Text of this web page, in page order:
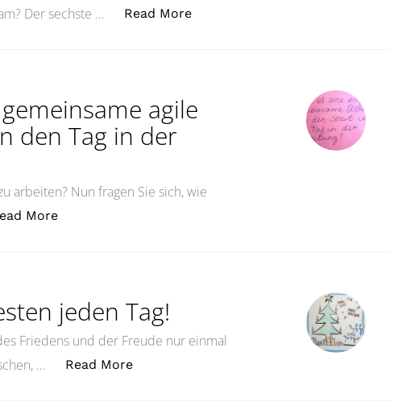
Der sechste …
Read More„Coaching-Handbibliothek #6:
agile
den Tag in der
arbeiten? Nun fragen Sie sich, wie
More„Gibt es eine einfache gemeinsame agile Übung für
jeden Tag!
Friedens und der Freude nur einmal
…
Read More„Weihnachten – am besten jeden Tag!“